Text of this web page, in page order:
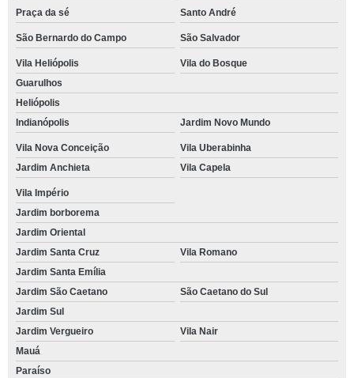
Praça da sé Santo André
São Bernardo do Campo São Salvador
Vila Heliópolis
Vila do Bosque
Guarulhos
Heliópolis
Indianópolis
Jardim Novo Mundo
Vila Nova Conceição
Vila Uberabinha
Jardim Anchieta
Vila Capela
Vila Império
Jardim borborema
Jardim Oriental
Jardim Santa Cruz
Vila Romano
Jardim Santa Emília
Jardim São Caetano
São Caetano do Sul
Jardim Sul
Jardim Vergueiro
Vila Nair
Mauá
Paraíso